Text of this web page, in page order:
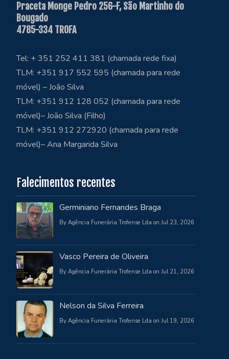
Praceta Monge Pedro 256-F, São Martinho do
Bougado
4785-334 TROFA
Tel: + 351 252 411 381 (chamada rede fixa)
TLM: +351 917 552 595 (chamada para rede
móvel) – João Silva
TLM: +351 912 128 052 (chamada para rede
móvel)– João Silva (Filho)
TLM: +351 912 272920 (chamada para rede
móvel)– Ana Margarida Silva
Falecimentos recentes
Germiniano Fernandes Braga
By Agência Funerária Trofense Lda on Jul 23, 2026
Vasco Pereira de Oliveira
By Agência Funerária Trofense Lda on Jul 21, 2026
Nelson da Silva Ferreira
By Agência Funerária Trofense Lda on Jul 19, 2026